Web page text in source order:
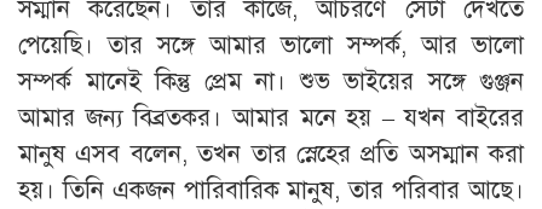
সম্মান করেছেন। তার কাজে, আচরণে সেটা দেখতে
পেয়েছি। তার সঙ্গে আমার ভালো সম্পর্ক, আর ভালো
সম্পর্ক মানেই কিন্তু প্রেম না। শুভ ভাইয়ের সঙ্গে গুঞ্জন
আমার জন্য বিব্রতকর। আমার মনে হয় – যখন বাইরের
মানুষ এসব বলেন, তখন তার স্নেহের প্রতি অসম্মান করা
হয়। তিনি একজন পারিবারিক মানুষ, তার পরিবার আছে।